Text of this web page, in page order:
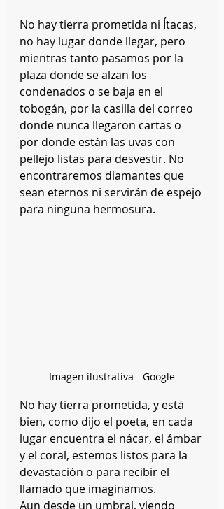
No hay tierra prometida ni Ítacas,
no hay lugar donde llegar, pero
mientras tanto pasamos por la
plaza donde se alzan los
condenados o se baja en el
tobogán, por la casilla del correo
donde nunca llegaron cartas o
por donde están las uvas con
pellejo listas para desvestir. No
encontraremos diamantes que
sean eternos ni servirán de espejo
para ninguna hermosura.
Imagen ilustrativa - Google
No hay tierra prometida, y está
bien, como dijo el poeta, en cada
lugar encuentra el nácar, el ámbar
y el coral, estemos listos para la
devastación o para recibir el
llamado que imaginamos.
Aun desde un umbral, viendo